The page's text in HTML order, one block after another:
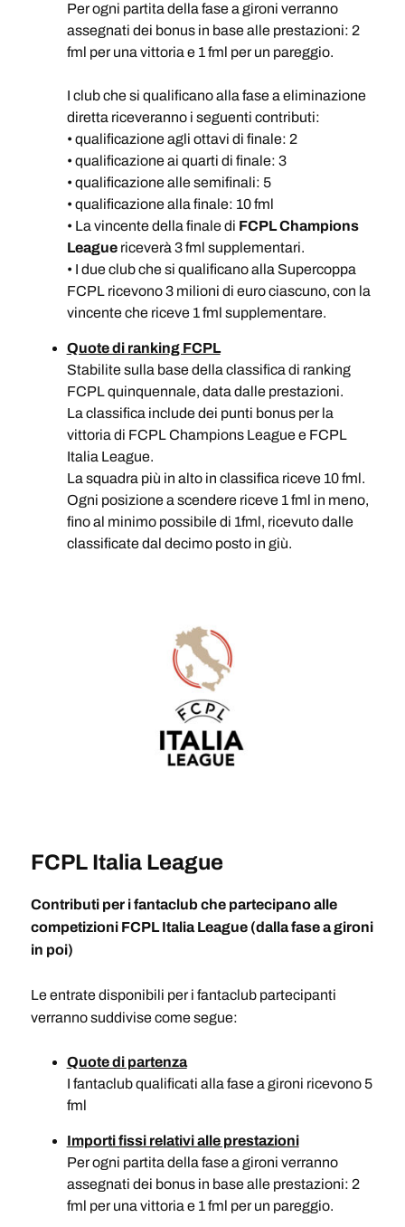
Per ogni partita della fase a gironi verranno
assegnati dei bonus in base alle prestazioni: 2
fml per una vittoria e 1 fml per un pareggio.
I club che si qualificano alla fase a eliminazione
diretta riceveranno i seguenti contributi:
• qualificazione agli ottavi di finale: 2
• qualificazione ai quarti di finale: 3
• qualificazione alle semifinali: 5
• qualificazione alla finale: 10 fml
• La vincente della finale di FCPL Champions
Leaguericeverà 3 fml supplementari.
• I due club che si qualificano alla Supercoppa
FCPL ricevono 3 milioni di euro ciascuno, con la
vincente che riceve 1 fml supplementare.
Quote di ranking FCPL
Stabilite sulla base della classifica di ranking
FCPL quinquennale, data dalle prestazioni.
La classifica include dei punti bonus per la
vittoria di FCPL Champions League e FCPL
Italia League.
La squadra più in alto in classifica riceve 10 fml.
Ogni posizione a scendere riceve 1 fml in meno,
fino al minimo possibile di 1fml, ricevuto dalle
classificate dal decimo posto in giù.
FCPL Italia League
Contributi per i fantaclub che partecipano alle
competizioni FCPL Italia League (dalla fase a gironi
in poi)
Le entrate disponibili per i fantaclub partecipanti
verranno suddivise come segue:
Quote di partenza
I fantaclub qualificati alla fase a gironi ricevono 5
fml
Importi fissi relativi alle prestazioni
Per ogni partita della fase a gironi verranno
assegnati dei bonus in base alle prestazioni: 2
fml per una vittoria e 1 fml per un pareggio.